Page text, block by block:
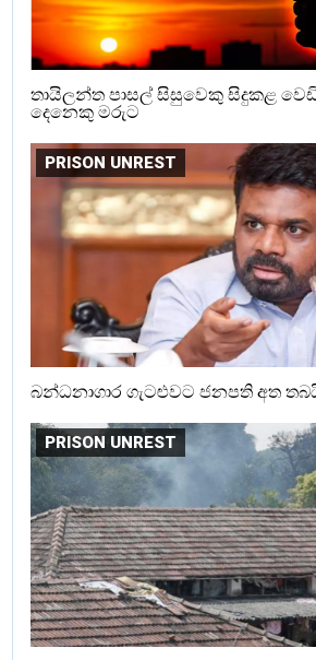
තායිලන්ත පාසල් සිසුවෙකු සිදුකළ
දෙනෙකු මරුට
PRISON UNREST
බන්ධනාගාර ගැටළුවට ජනපති අත
PRISON UNREST